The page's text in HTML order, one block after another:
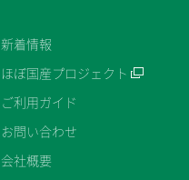
新着情報
ほぼ国産プロジェクト
ご利用ガイド
お問い合わせ
会社概要